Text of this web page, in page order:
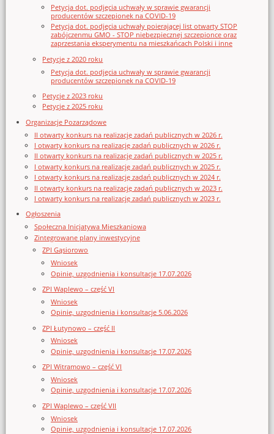
Petycja dot. podjęcia uchwały w sprawie gwarancji
producentów szczepionek na COVID-19
Petycja dot. podjęcia uchwały poierającej list otwarty STOP
zabójczenmu GMO - STOP niebezpiecznej szczepionce oraz
zaprzestania eksperymentu na mieszkańcach Polski i inne
Petycje z 2020 roku
Petycja dot. podjęcia uchwały w sprawie gwarancji
producentów szczepionek na COVID-19
Petycje z 2023 roku
Petycje z 2025 roku
Organizacje Pozarządowe
II otwarty konkurs na realizację zadań publicznych w 2026 r.
I otwarty konkurs na realizację zadań publicznych w 2026 r.
II otwarty konkurs na realizację zadań publicznych w 2025 r.
I otwarty konkurs na realizację zadań publicznych w 2025 r.
I otwarty konkurs na realizację zadań publicznych w 2024 r.
II otwarty konkurs na realizację zadań publicznych w 2023 r.
I otwarty konkurs na realizację zadań publicznych w 2023 r.
Ogłoszenia
Społeczna Inicjatywa Mieszkaniowa
Zintegrowane plany inwestycyjne
ZPI Gąsiorowo
Wniosek
Opinie, uzgodnienia i konsultacje 17.07.2026
ZPI Waplewo – część VI
Wniosek
Opinie, uzgodnienia i konsultacje 5.06.2026
ZPI Łutynowo – część II
Wniosek
Opinie, uzgodnienia i konsultacje 17.07.2026
ZPI Witramowo – część VI
Wniosek
Opinie, uzgodnienia i konsultacje 17.07.2026
ZPI Waplewo – część VII
Wniosek
Opinie, uzgodnienia i konsultacje 17.07.2026